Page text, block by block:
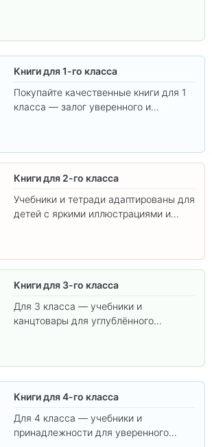
Книги для 1-го класса
Покупайте качественные книги для 1
класса — залог уверенного и
Книги для 2-го класса
Учебники и тетради адаптированы для
детей с яркими иллюстрациями и
Книги для 3-го класса
Для 3 класса — учебники и
канцтовары для углублённого
Книги для 4-го класса
Для 4 класса — учебники и
принадлежности для уверенного